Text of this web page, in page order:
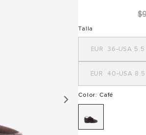
$
Talla
5.5
36
8.5
40
Color: Café